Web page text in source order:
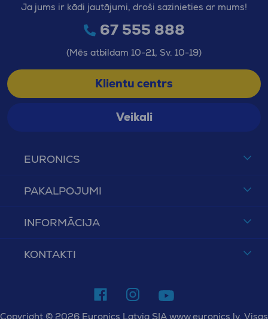
EURONICS
PAKALPOJUMI
INFORMĀCIJA
KONTAKTI
Ja jums ir kādi jautājumi, droši sazinieties ar mums!
67 555 888
(Mēs atbildam 10-21, Sv. 10-19)
Klientu centrs
Veikali
Copyright © 2026 Euronics Latvia SIA www.euronics.lv. Visas